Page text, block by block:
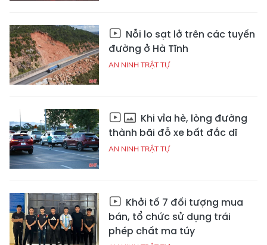
Nỗi lo sạt lở trên các tuyến
đường ở Hà Tĩnh
AN NINH TRẬT TỰ
Khi vỉa hè, lòng đường
thành bãi đỗ xe bất đắc dĩ
AN NINH TRẬT TỰ
Khởi tố 7 đối tượng mua
bán, tổ chức sử dụng trái
phép chất ma túy